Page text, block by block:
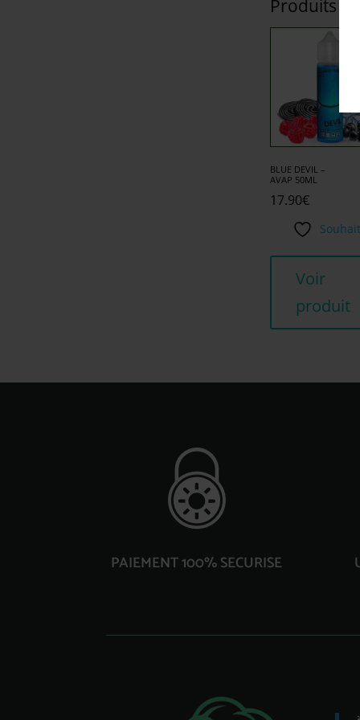
Produits
BLUE DEVIL –
AVAP 50ML
17.90€
Voir
produit
PAIEMENT 100% SECURISE